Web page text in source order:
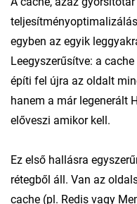
egyben az egyik
Leegyszerűsítve: a
építi fel újra az oldalt
hanem a már legenerált
előveszi amikor kell.
Ez első hallásra
rétegből áll. Van az
cache (pl. Redis vagy